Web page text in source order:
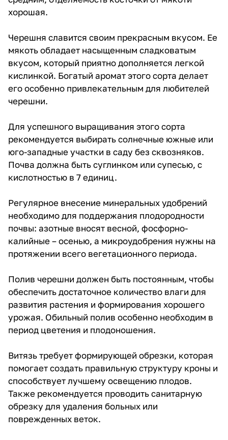
хорошая.
Черешня славится своим прекрасным вкусом. Ее
мякоть обладает насыщенным сладковатым
вкусом, который приятно дополняется легкой
кислинкой. Богатый аромат этого сорта делает
его особенно привлекательным для любителей
черешни.
Для успешного выращивания этого сорта
рекомендуется выбирать солнечные южные или
юго-западные участки в саду без сквозняков.
Почва должна быть суглинком или супесью, с
кислотностью в 7 единиц.
Регулярное внесение минеральных удобрений
необходимо для поддержания плодородности
почвы: азотные вносят весной, фосфорно-
калийные – осенью, а микроудобрения нужны на
протяжении всего вегетационного периода.
Полив черешни должен быть постоянным, чтобы
обеспечить достаточное количество влаги для
развития растения и формирования хорошего
урожая. Обильный полив особенно необходим в
период цветения и плодоношения.
Витязь требует формирующей обрезки, которая
помогает создать правильную структуру кроны и
способствует лучшему освещению плодов.
Также рекомендуется проводить санитарную
обрезку для удаления больных или
поврежденных веток.